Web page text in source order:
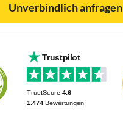
Unverbindlich anfragen